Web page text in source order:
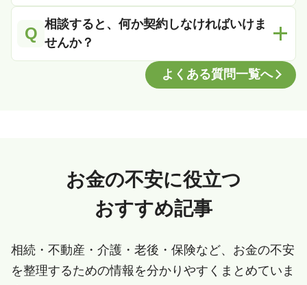
Q 相談すると、何か契約しなければいけま
せんか？
よくある質問一覧へ
お金の不安に役立つ
おすすめ記事
相続・不動産・介護・老後・保険など、お金の不安
を整理するための情報を分かりやすくまとめていま